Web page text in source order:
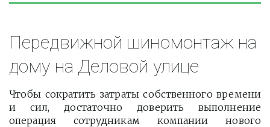
Передвижной шиномонтаж на
дому на Деловой улице
Чтобы сократить затраты собственного времени
и сил, достаточно доверить выполнение
операция сотрудникам компании нового